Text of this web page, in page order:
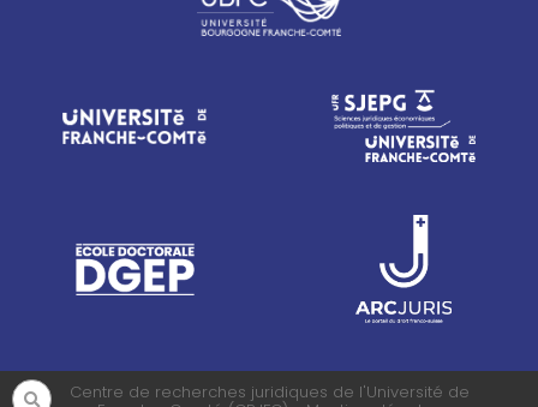
Centre de recherches juridiques de l'Université de